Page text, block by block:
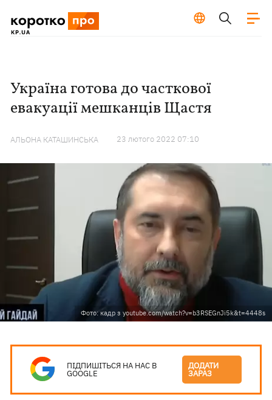
Україна готова до часткової
евакуації мешканців Щастя
АЛЬОНА КАТАШИНСЬКА 23 лютого 2022 07:10
Фото: кадр з youtube.com/watch?v=b3RSEGnJi5k&t=4448s
ПІДПИШІТЬСЯ НА НАС В
GOOGLE
ДОДАТИ
ЗАРАЗ